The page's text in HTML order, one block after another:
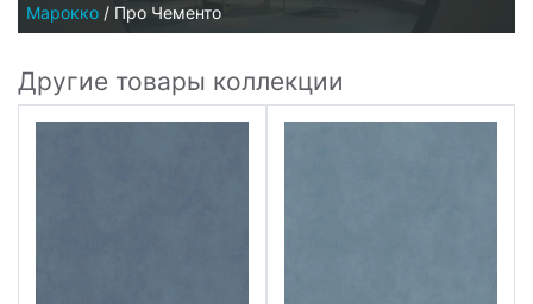
Марокко / Про Чементо
Другие товары коллекции